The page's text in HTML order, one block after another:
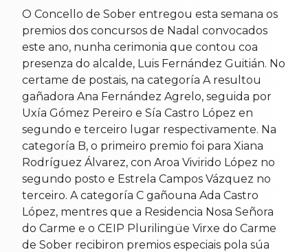
O Concello de Sober entregou esta semana os
premios dos concursos de Nadal convocados
este ano, nunha cerimonia que contou coa
presenza do alcalde, Luis Fernández Guitián. No
certame de postais, na categoría A resultou
gañadora Ana Fernández Agrelo, seguida por
Uxía Gómez Pereiro e Sía Castro López en
segundo e terceiro lugar respectivamente. Na
categoría B, o primeiro premio foi para Xiana
Rodríguez Álvarez, con Aroa Vivirido López no
segundo posto e Estrela Campos Vázquez no
terceiro. A categoría C gañouna Ada Castro
López, mentres que a Residencia Nosa Señora
do Carme e o CEIP Plurilingüe Virxe do Carme
de Sober recibiron premios especiais pola súa